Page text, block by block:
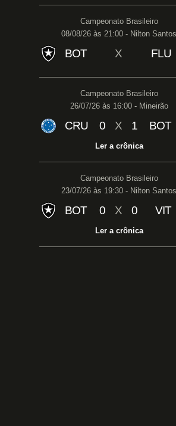
Campeonato Brasileiro
08/08/26 às 21:00 - Nilton Santos
BOT X FLU
Campeonato Brasileiro
26/07/26 às 16:00 - Mineirão
CRU 0 X 1 BOT
Ler a crônica
Campeonato Brasileiro
23/07/26 às 19:30 - Nilton Santos
BOT 0 X 0 VIT
Ler a crônica